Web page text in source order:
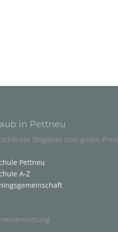
in Pettneu
Skigebiet zum guten Preis
Pettneu
A-Z